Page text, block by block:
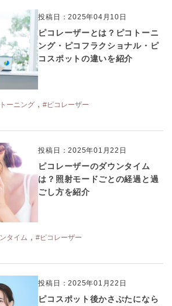
投稿日：2025年04月10日
ピコレーザーとは？ピコトーニ
ング・ピコフラクショナル・ピ
コスポットの違いを紹介
ーニング , #ピコレーザー
投稿日：2025年01月22日
ピコレーザーのダウンタイム
は？照射モードごとの経過と過
ごし方を紹介
タイム , #ピコレーザー
投稿日：2025年01月22日
ピコスポット後かさぶたになら